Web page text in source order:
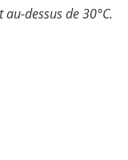
dessus de 30°C.